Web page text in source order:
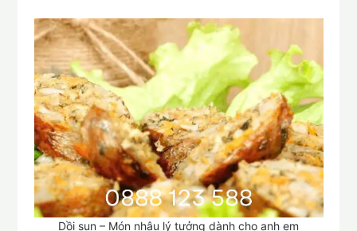
Dồi sụn – Món nhậu lý tưởng dành cho anh em